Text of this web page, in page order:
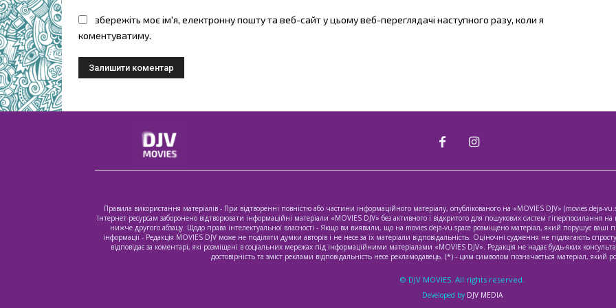
збережіть моє ім'я, електронну пошту та веб-сайт у цьому веб-переглядачі наступного разу, коли я
коментуватиму.
Правила використання матеріалів - При відтворенні повністю або частини інформаційного матеріалу, опублікованого на «MOVIES DJV» (movies.deja-
Інтернет-ресурсам заборонено відтворювати інформаційні матеріали «MOVIES DJV» без активного і відкритого для пошукових систем гіперпосилання
нижче другого абзацу. Щодо права інтелектуальної власності - Якщо ви виявили, що на movies.deja-vu.space розміщено матеріал, який порушує ваші
інформації - Редакція MOVIES DJV може не поділяти думки авторів і не несе за їх матеріали відповідальність. Оціночні судження не підлягають
відповідає за коментарі, які розміщені в соціальних мережах під інформаційними матеріалами «MOVIES DJV». Редакція не надає будь-яких
достовірність та зміст реклами відповідальність несе рекламодавець. (*) - цим символом позначається матеріал, який
© DJV MOVIES. All rights reserved.
Developed by DJV MEDIA